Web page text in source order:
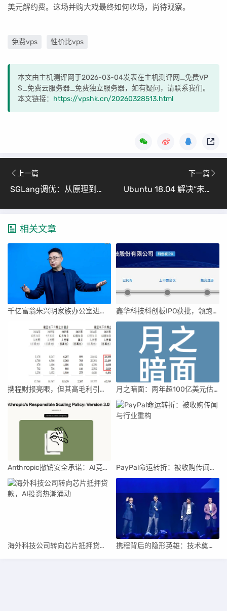
美元解约费。这场并购大戏最终如何收场，尚待观察。
免费vps 性价比vps
本文由主机测评网于2026-03-04发表在主机测评网_免费VP
S_免费云服务器_免费独立服务器，如有疑问，请联系我们。
本文链接： https://vpshk.cn/20260328513.html
上一篇
SGLang调优：从原理到实践 (Ubuntu22.04 + CUDA12.6 高效部署指南)
下一篇
Ubuntu 18.04 解决“未找到wifi适配器”问题（全网最全教程）
相关文章
千亿富翁朱兴明家族办公室进军VC圈 鑫华科技科创板IPO获批，领跑国内半导体材料市场
携程财报亮眼，但其高毛利引发行业争议 月之暗面：两年超100亿美元估值，K2.5引领AI新纪元
Anthropic撤销安全承诺：AI竞赛中的伦理与商业博弈 PayPal命运转折：被收购传闻与行业重构
海外科技公司转向芯片抵押贷款，AI投资热潮涌动 携程背后的隐形英雄：技术奠基人顾备春